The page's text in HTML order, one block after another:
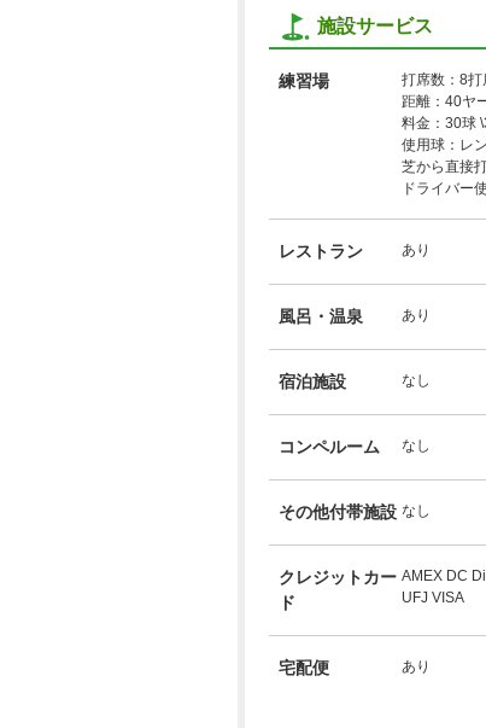
施設サービス
練習場
打席数：8打
距離：40ヤ
料金：30球
使用球：レ
芝から直接
ドライバー
レストラン あり
風呂・温泉 あり
宿泊施設 なし
コンペルーム なし
その他付帯施設 なし
クレジットカー
ド
AMEX DC
UFJ VISA
宅配便 あり